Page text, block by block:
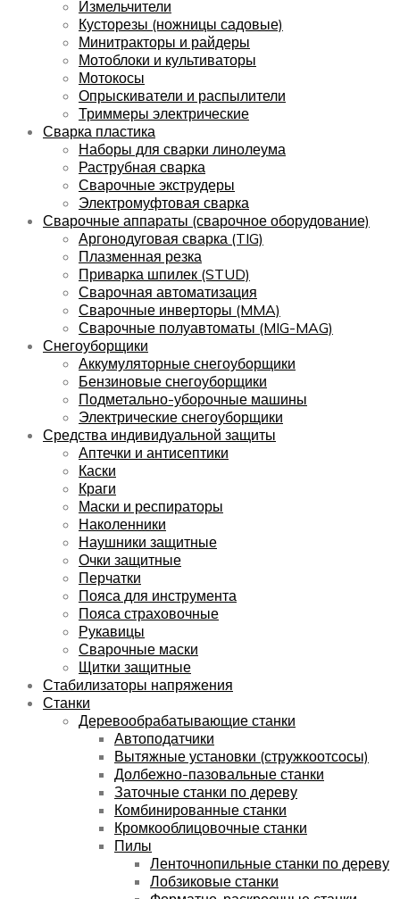
Измельчители
Кусторезы (ножницы садовые)
Минитракторы и райдеры
Мотоблоки и культиваторы
Мотокосы
Опрыскиватели и распылители
Триммеры электрические
Сварка пластика
Наборы для сварки линолеума
Раструбная сварка
Сварочные экструдеры
Электромуфтовая сварка
Сварочные аппараты (сварочное оборудование)
Аргонодуговая сварка (TIG)
Плазменная резка
Приварка шпилек (STUD)
Сварочная автоматизация
Сварочные инверторы (MMA)
Сварочные полуавтоматы (MIG-MAG)
Снегоуборщики
Аккумуляторные снегоуборщики
Бензиновые снегоуборщики
Подметально-уборочные машины
Электрические снегоуборщики
Средства индивидуальной защиты
Аптечки и антисептики
Каски
Краги
Маски и респираторы
Наколенники
Наушники защитные
Очки защитные
Перчатки
Пояса для инструмента
Пояса страховочные
Рукавицы
Сварочные маски
Щитки защитные
Стабилизаторы напряжения
Станки
Деревообрабатывающие станки
Автоподатчики
Вытяжные установки (стружкоотсосы)
Долбежно-пазовальные станки
Заточные станки по дереву
Комбинированные станки
Кромкооблицовочные станки
Пилы
Ленточнопильные станки по дереву
Лобзиковые станки